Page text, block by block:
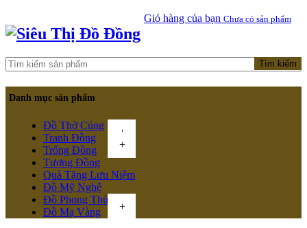
Tìm kiếm
Giỏ hàng của bạn Chưa có sản phẩm
Danh mục sản phẩm
Đồ Thờ Cúng
+
Tranh Đồng
+
Trống Đồng
Tượng Đồng
Quà Tặng Lưu Niệm
Đồ Mỹ Nghệ
Đồ Phong Thủy
+
Đồ Mạ Vàng